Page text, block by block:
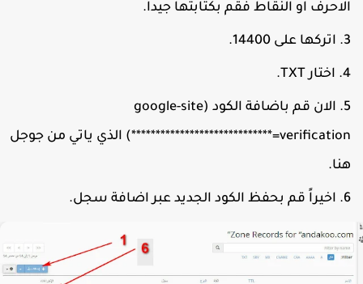
او النقاط فقم بكتابتها جيداً.
اتركها على 14400.
اختار TXT.
الان قم باضافة الكود (google-site
verification=*****************************) الذي ياتي من جوجل
اخيراً قم بحفظ الكود الجديد عبر اضافة سجل.